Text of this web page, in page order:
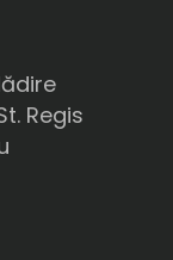
Regis